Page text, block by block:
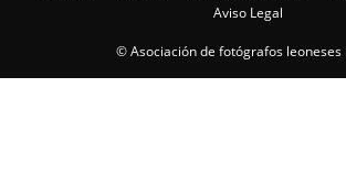
Aviso Legal
© Asociación de fotógrafos leoneses